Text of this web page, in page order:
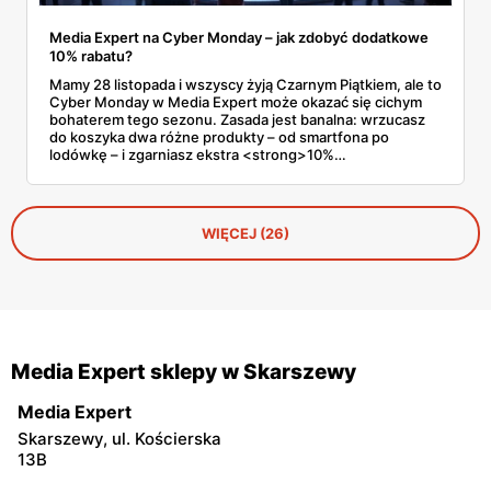
Media Expert na Cyber Monday – jak zdobyć dodatkowe
10% rabatu?
Mamy 28 listopada i wszyscy żyją Czarnym Piątkiem, ale to
Cyber Monday w Media Expert może okazać się cichym
bohaterem tego sezonu. Zasada jest banalna: wrzucasz
do koszyka dwa różne produkty – od smartfona po
lodówkę – i zgarniasz ekstra <strong>10%
sprawy. Zamiast czekać na cud, lepiej skupić się na
konkretach: aktywnych kodach i taktyce, która pozwoli
wycisnąć z tej promocji maksimum, zanim towar po prostu
WIĘCEJ (26)
Media Expert sklepy w Skarszewy
Media Expert
Skarszewy, ul. Kościerska
13B